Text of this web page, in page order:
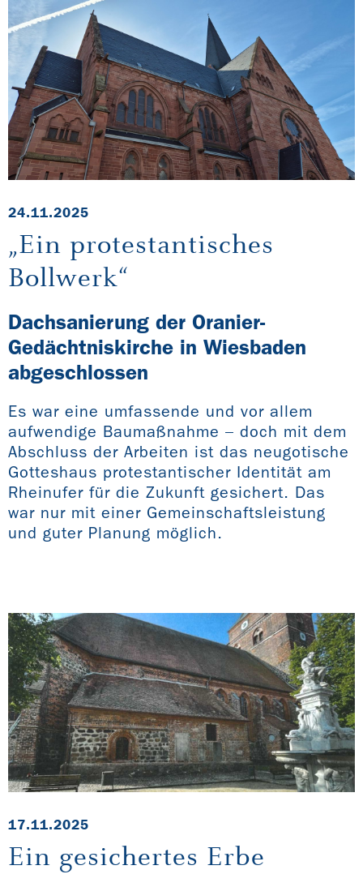
24.11.2025
„Ein protestantisches
Bollwerk“
Dachsanierung der Oranier-
Gedächtniskirche in Wiesbaden
abgeschlossen
Es war eine umfassende und vor allem
aufwendige Baumaßnahme – doch mit dem
Abschluss der Arbeiten ist das neugotische
Gotteshaus protestantischer Identität am
Rheinufer für die Zukunft gesichert. Das
war nur mit einer Gemeinschaftsleistung
und guter Planung möglich.
17.11.2025
Ein gesichertes Erbe